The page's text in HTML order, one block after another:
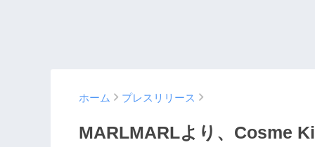
ホーム プレスリリース
MARLMARLより、Cosme